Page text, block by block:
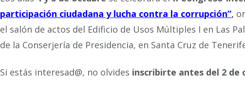
participación ciudadana y lucha contra la corrupción”,
el salón de actos del Edificio de Usos Múltiples I en Las
de la Conserjería de Presidencia, en Santa Cruz de
Si estás interesad@, no olvides inscribirte antes del 2 de